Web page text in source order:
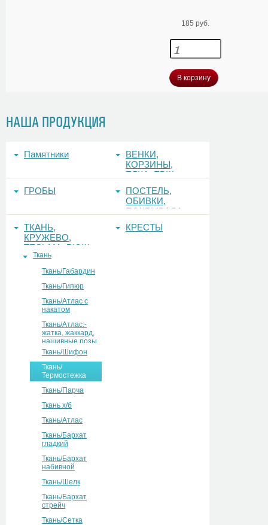
НАША ПРОДУКЦИЯ
Памятники
ВЕНКИ,
КОРЗИНЫ,
ЕЛКА, ЕРШ,
ГРОБЫ
ПОСТЕЛЬ,
ОБИВКИ,
ПОКРЫВАЛА
ТКАНЬ,
КРУЖЕВО,
ТЕСЬМА, РЮШ
Ткань
Ткань/Габардин
Ткань/Гипюр
Ткань/Атлас с
накатом
Ткань/Атлас:-
жатка, жаккард,
нашивные розы
Ткань/Шифон
Ткань/
Термостежка
Ткань/Парча
Ткань х/б
Ткань/Атлас
Ткань/Бархат
гладкий
Ткань/Бархат
набивной
Ткань/Шелк
Ткань/Бархат
стрейч
Ткань/Сетка
КРЕСТЫ
185 руб.
В корзину